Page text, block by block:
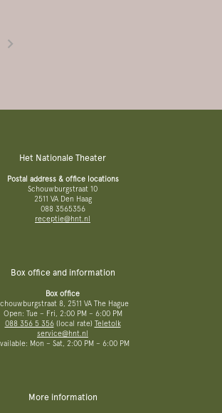
Het Nationale Theater
Postal address & office locations
Schouwburgstraat 10
2511 VA Den Haag
088 3565356
receptie@hnt.nl
Box office and information
Box office
8, 2511 VA The Hague
Open: Tue – Fri, 2:00 PM – 6:00 PM
088 356 5 356(local rate) Teletolk
service@hnt.nl
Mon – Sat, 2:00 PM – 6:00 PM
More information